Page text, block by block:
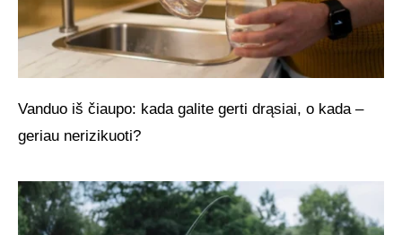
Vanduo iš čiaupo: kada galite gerti drąsiai, o kada –
geriau nerizikuoti?